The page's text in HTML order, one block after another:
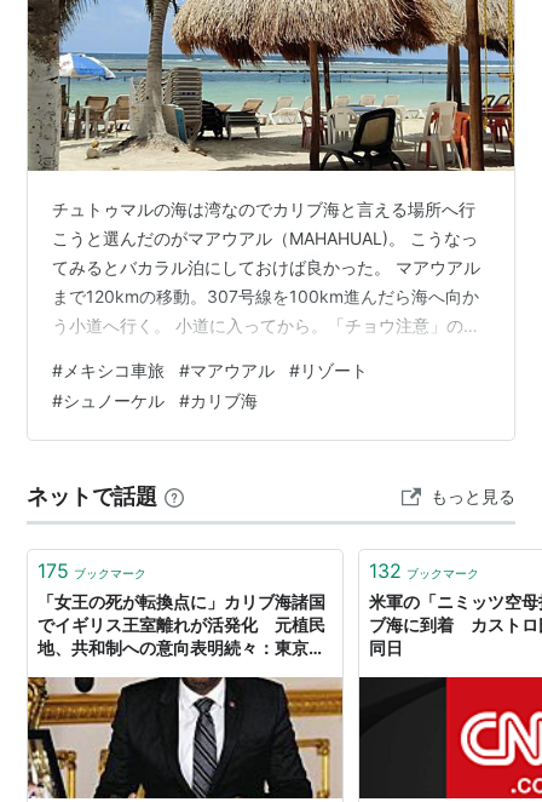
チュトゥマルの海は湾なのでカリブ海と言える場所へ行
こうと選んだのがマアウアル（MAHAHUAL)。 こうなっ
てみるとバカラル泊にしておけば良かった。 マアウアル
まで120kmの移動。307号線を100km進んだら海へ向か
う小道へ行く。 小道に入ってから。「チョウ注意」の看
た。隣にUaymil自然公園があるから整備したのかな?位置
的にひなびた漁村のような町を想像していたけれど、違
った。 ビーチリゾート感たっぷり。 シュノーケルツアー
で久々に観光客気分になれた。 約束の時間になっても迎
えが来ない…
# メキシコ車旅 #マアウアル #リゾート
#シュノーケル #カリブ海
ネットで話題 もっと見る
175 ブックマーク
「女王の死が転換点に」カリブ海諸国
でイギリス王室離れが活発化 元植民
地、共和制への意向表明続々：東京新
132 ブックマーク
米軍の「ニミッツ空
ブ海に到着 カストロ
同日